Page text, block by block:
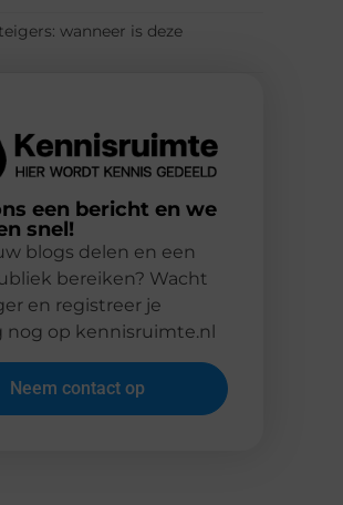
wanneer is deze
een bericht en we
snel!
blogs delen en een
bereiken? Wacht
en registreer je
nog op kennisruimte.nl
Neem contact op